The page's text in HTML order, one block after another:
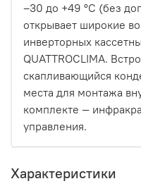
–30 до +49 °C (без
открывает широкие
инверторных
QUATTROCLIMA.
скапливающийся
места для монтажа
комплекте —
управления.
Характеристики